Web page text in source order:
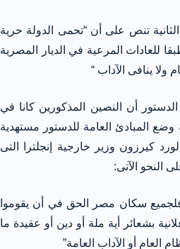
تنص على أن “تحمى الدولة حرية
للعادات المرعية في الديار المصرية
ولا ينافى الآداب “
الدستور أن النصين المذكورين كانا في
وضع المبادئ العامة للدستور مستهدية
كيرزون وزير خارجية إنجلترا التى
النحو الآتى:
فلجميع سكان مصر الحق في أن يقوموا
بشعائر أية ملة أو دين أو عقيدة ما
العام أو الآداب العامة”